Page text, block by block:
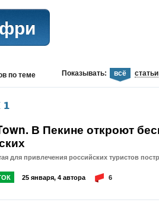
по теме Показывать: всё статьи
1
В Пекине откроют
для привлечения российских туристов
25 января, 4 автора 6